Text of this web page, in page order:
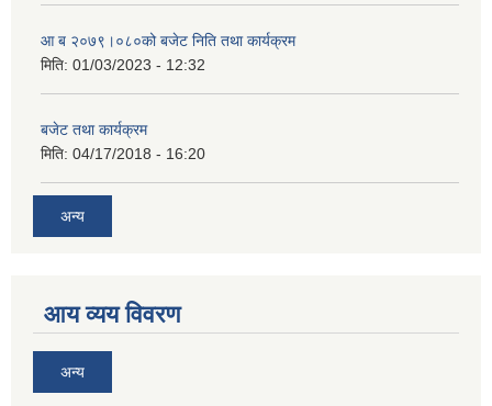
आ ब २०७९।०८०को बजेट निति तथा कार्यक्रम
मिति: 01/03/2023 - 12:32
बजेट तथा कार्यक्रम
मिति: 04/17/2018 - 16:20
अन्य
आय व्यय विवरण
अन्य